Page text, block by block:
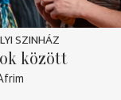
SZINHÁZ
között